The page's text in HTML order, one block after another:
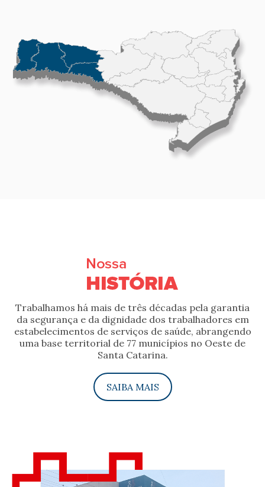
Trabalhamos há mais de três décadas pela garantia
da segurança e da dignidade dos trabalhadores em
estabelecimentos de serviços de saúde, abrangendo
uma base territorial de 77 municípios no Oeste de
Santa Catarina.
SAIBA MAIS